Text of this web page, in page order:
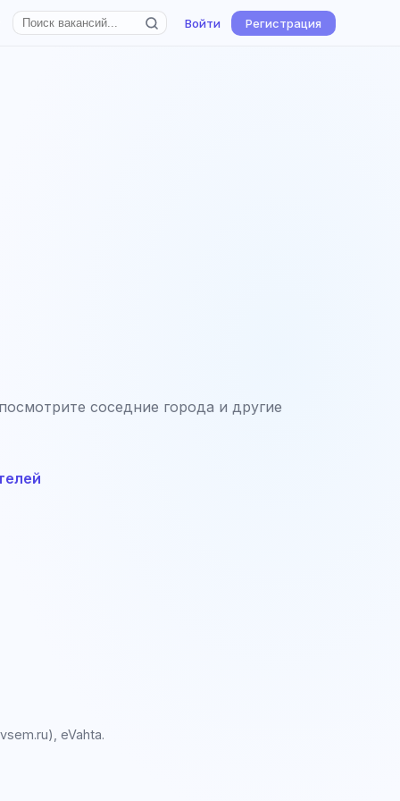
Войти Регистрация
соседние города и другие
eVahta.